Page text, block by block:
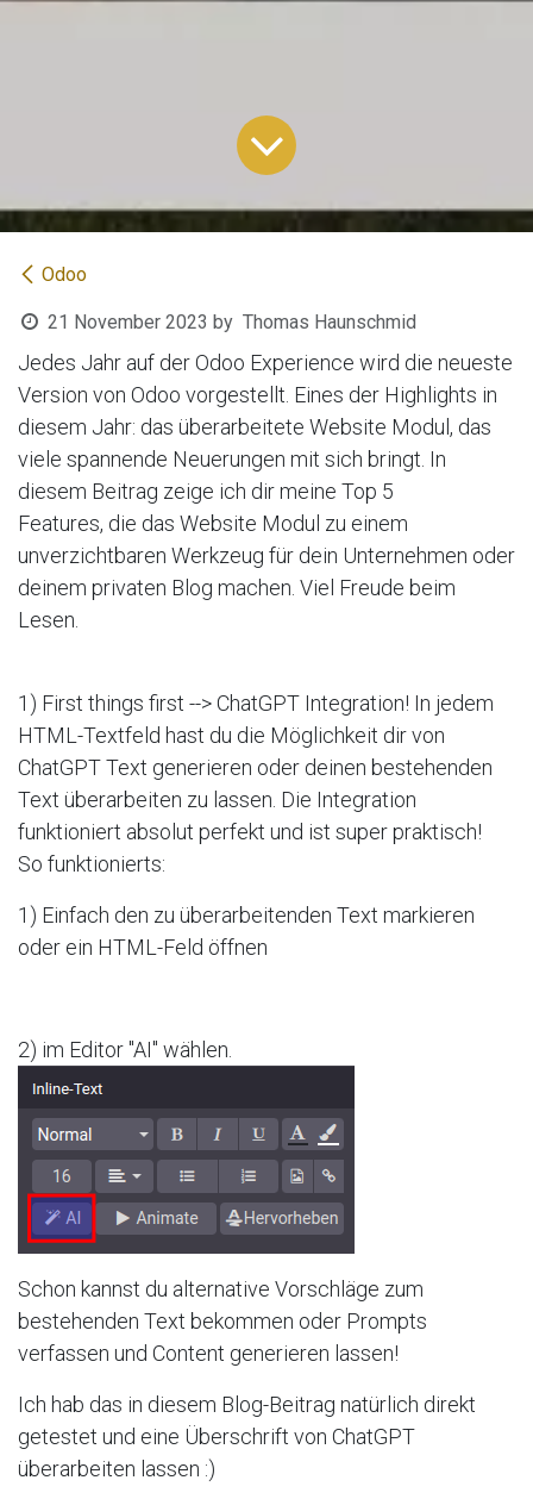
Odoo
21 November 2023 by Thomas Haunschmid
Jedes Jahr auf der Odoo Experience wird die neueste
Version von Odoo vorgestellt. Eines der Highlights in
diesem Jahr: das überarbeitete Website Modul, das
viele spannende Neuerungen mit sich bringt. In
diesem Beitrag zeige ich dir meine Top 5
Features, die das Website Modul zu einem
unverzichtbaren Werkzeug für dein Unternehmen oder
deinem privaten Blog machen. Viel Freude beim
Lesen.
1) First things first --> ChatGPT Integration! In jedem
HTML-Textfeld hast du die Möglichkeit dir von
ChatGPT Text generieren oder deinen bestehenden
Text überarbeiten zu lassen. Die Integration
funktioniert absolut perfekt und ist super praktisch!
So funktionierts:
1) Einfach den zu überarbeitenden Text markieren
oder ein HTML-Feld öffnen
2) im Editor "AI" wählen.
Schon kannst du alternative Vorschläge zum
bestehenden Text bekommen oder Prompts
verfassen und Content generieren lassen!
Ich hab das in diesem Blog-Beitrag natürlich direkt
getestet und eine Überschrift von ChatGPT
überarbeiten lassen :)